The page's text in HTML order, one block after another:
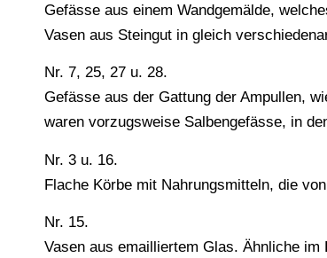
Gefässe aus einem Wandgemälde,
Vasen aus Steingut in gleich
Nr. 7, 25, 27 u. 28.
Gefässe aus der Gattung der Ampullen,
waren vorzugsweise Salbengefässe, in
Nr. 3 u. 16.
Flache Körbe mit Nahrungsmitteln, die
Nr. 15.
Vasen aus emailliertem Glas. Ähnliche im